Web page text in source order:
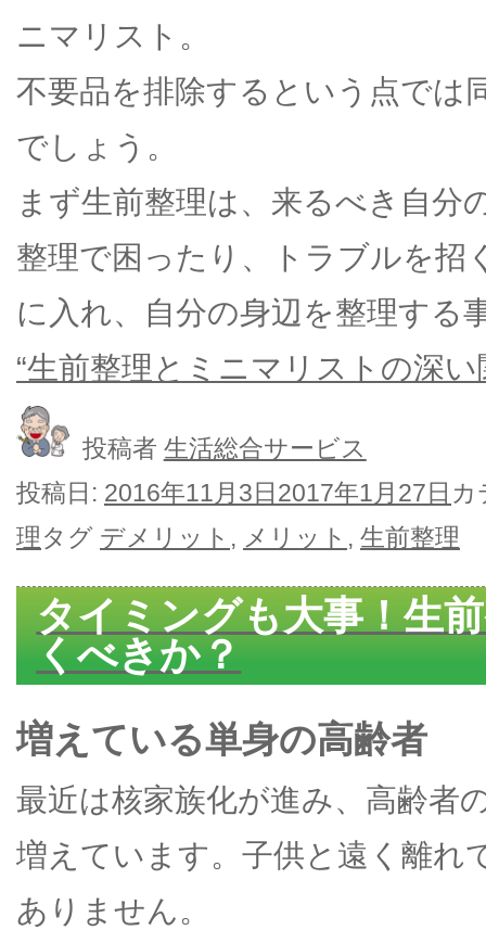
ニマリスト。
不要品を排除するという点では
でしょう。
まず生前整理は、来るべき自分
整理で困ったり、トラブルを招
に入れ、自分の身辺を整理する
“生前整理とミニマリストの深い
投稿者 生活総合サービス
投稿日: 2016年11月3日 2017年1月27日
理タグ デメリット , メリット , 生前整理
タイミングも大事！生
くべきか？
増えている単身の高齢者
最近は核家族化が進み、高齢者
増えています。子供と遠く離れ
ありません。